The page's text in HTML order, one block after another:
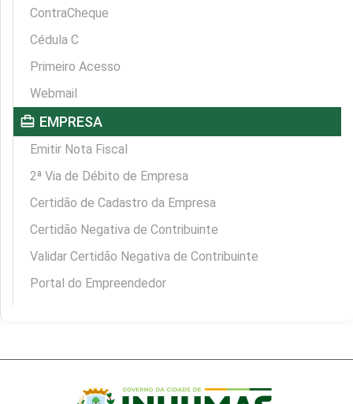
ContraCheque
Cédula C
Primeiro Acesso
Webmail
card_travel EMPRESA
Emitir Nota Fiscal
2ª Via de Débito de Empresa
Certidão de Cadastro da Empresa
Certidão Negativa de Contribuinte
Validar Certidão Negativa de Contribuinte
Portal do Empreendedor